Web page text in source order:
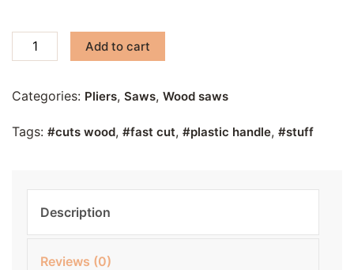
Add to cart
Categories: Pliers, Saws, Wood saws
Tags: cuts wood, fast cut, plastic handle, stuff
Description
Reviews (0)